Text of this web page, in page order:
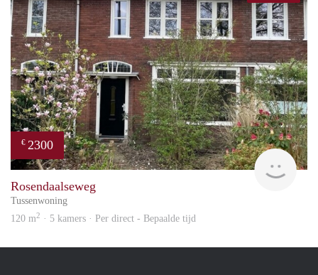
€ 2300
Blinq
Rosendaalseweg
Tussenwoning
120 m2 · 5 kamers · Per direct - Bepaalde tijd